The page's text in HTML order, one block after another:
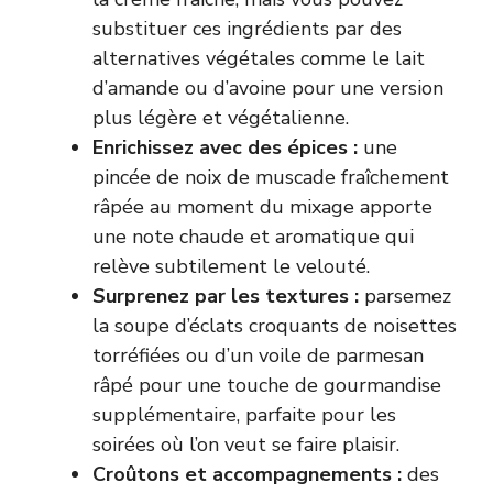
substituer ces ingrédients par des
alternatives végétales comme le lait
d’amande ou d’avoine pour une version
plus légère et végétalienne.
Enrichissez avec des épices : une
pincée de noix de muscade fraîchement
râpée au moment du mixage apporte
une note chaude et aromatique qui
relève subtilement le velouté.
Surprenez par les textures : parsemez
la soupe d’éclats croquants de noisettes
torréfiées ou d’un voile de parmesan
râpé pour une touche de gourmandise
supplémentaire, parfaite pour les
soirées où l’on veut se faire plaisir.
Croûtons et accompagnements : des